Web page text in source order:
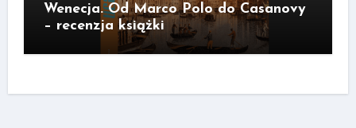
Wenecja. Od Marco Polo do Casanovy
– recenzja książki